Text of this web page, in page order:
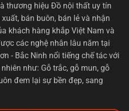
thương hiệu Đồ nội thất uy tín
bán buôn, bán lẻ và nhận
khách hàng khắp Việt Nam và
các nghệ nhân lâu năm tại
- Bắc Ninh nổi tiếng chế tác với
như: Gỗ trắc, gỗ mun, gỗ
đem lại sự bền đẹp, sang